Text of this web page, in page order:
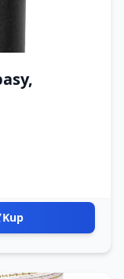
Kup